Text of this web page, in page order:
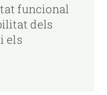
funcional
dels
els